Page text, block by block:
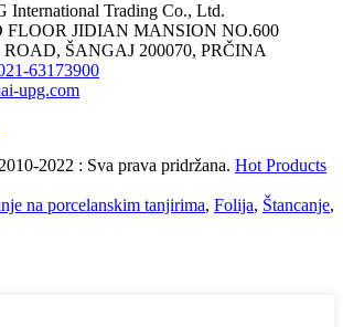
International Trading Co., Ltd.
FLOOR JIDIAN MANSION NO.600
ŠANGAJ 200070, PRČINA
63173900
upg.com
2022 : Sva prava pridržana. Hot Products
na porcelanskim tanjirima, Folija, Štancanje,